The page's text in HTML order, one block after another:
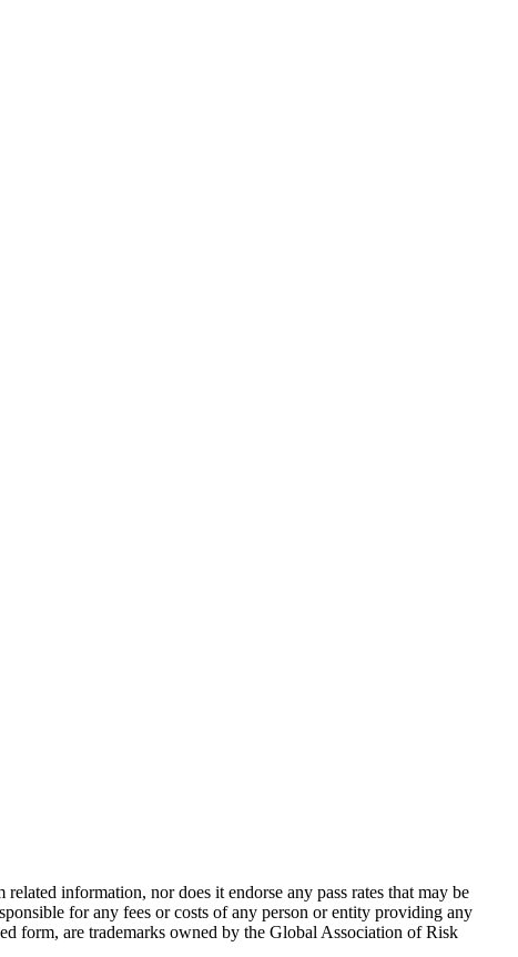
information, nor does it endorse any pass rates that may be
for any fees or costs of any person or entity providing any
form, are trademarks owned by the Global Association of Risk